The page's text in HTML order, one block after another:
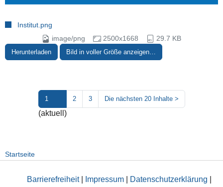
Institut.png
image/png
2500x1668 29.7 KB
Herunterladen Bild in voller Größe anzeigen…
1
(aktuell)
2 3 Die nächsten 20 Inhalte >
Startseite
Barrierefreiheit| Impressum Datenschutzerklärung